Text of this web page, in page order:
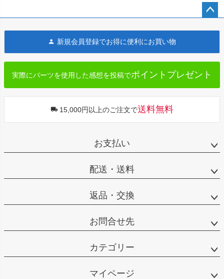
へ
新規会員登録でお得に便利にお買い物
実際にパーツを使用した感想を投稿でポイントプレゼント
15,000円以上のご注文で送料無料
お支払い
配送・送料
返品・交換
お問合せ先
カテゴリー
マイページ